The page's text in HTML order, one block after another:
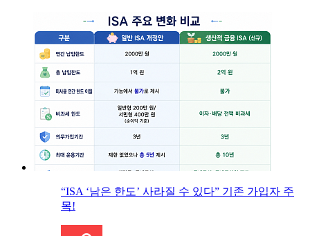
“ISA ‘남은 한도’ 사라질 수 있다” 기존 가입자 주
목!